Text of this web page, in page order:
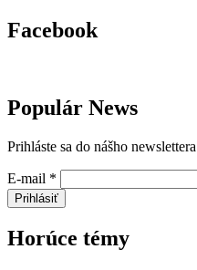
Facebook
Populár News
Prihláste sa do nášho
E-mail *
Prihlásiť
Horúce témy